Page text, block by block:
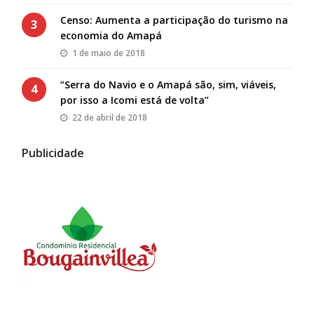
3
Censo: Aumenta a participação do turismo na
economia do Amapá
1 de maio de 2018
4
“Serra do Navio e o Amapá são, sim, viáveis,
por isso a Icomi está de volta”
22 de abril de 2018
Publicidade